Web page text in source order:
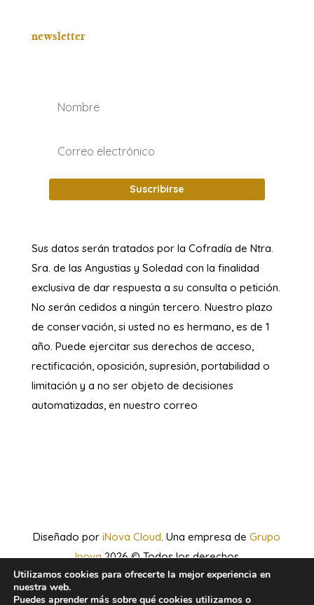
newsletter
Suscribirse
Sus datos serán tratados por la Cofradía de Ntra.
Sra. de las Angustias y Soledad con la finalidad
exclusiva de dar respuesta a su consulta o petición.
No serán cedidos a ningún tercero. Nuestro plazo
de conservación, si usted no es hermano, es de 1
año. Puede ejercitar sus derechos de acceso,
rectificación, oposición, supresión, portabilidad o
limitación y a no ser objeto de decisiones
automatizadas, en nuestro correo
Diseñado poriNova Cloud. Una empresa deGrupo
Inova2026 © Todos los derechos
reservados.Política de Privacidad|Aviso
Legal|Política de Cookies
Utilizamos cookies para ofrecerte la mejor experiencia en
nuestra web.
Puedes aprender más sobre qué cookies utilizamos o